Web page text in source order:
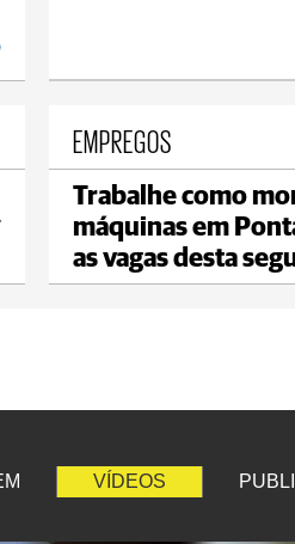
Irati
max
EMPREGOS
Trabalhe como
máquinas em
as vagas desta
VÍDEOS